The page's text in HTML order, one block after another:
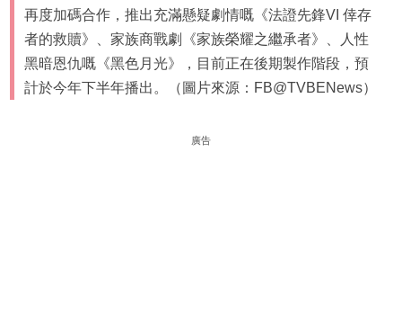
再度加碼合作，推出充滿懸疑劇情嘅《法證先鋒VI 倖存
者的救贖》、家族商戰劇《家族榮耀之繼承者》、人性
黑暗恩仇嘅《黑色月光》，目前正在後期製作階段，預
計於今年下半年播出。（圖片來源：FB@TVBENews）
廣告